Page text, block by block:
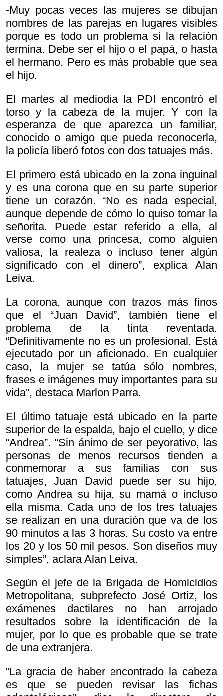
-Muy pocas veces las mujeres se dibujan
nombres de las parejas en lugares visibles
porque es todo un problema si la relación
termina. Debe ser el hijo o el papá, o hasta
el hermano. Pero es más probable que sea
el hijo.
El martes al mediodía la PDI encontró el
torso y la cabeza de la mujer. Y con la
esperanza de que aparezca un familiar,
conocido o amigo que pueda reconocerla,
la policía liberó fotos con dos tatuajes más.
El primero está ubicado en la zona inguinal
y es una corona que en su parte superior
tiene un corazón. “No es nada especial,
aunque depende de cómo lo quiso tomar la
señorita. Puede estar referido a ella, al
verse como una princesa, como alguien
valiosa, la realeza o incluso tener algún
significado con el dinero”, explica Alan
Leiva.
La corona, aunque con trazos más finos
que el “Juan David”, también tiene el
problema de la tinta reventada.
“Definitivamente no es un profesional. Está
ejecutado por un aficionado. En cualquier
caso, la mujer se tatúa sólo nombres,
frases e imágenes muy importantes para su
vida”, destaca Marlon Parra.
El último tatuaje está ubicado en la parte
superior de la espalda, bajo el cuello, y dice
“Andrea”. “Sin ánimo de ser peyorativo, las
personas de menos recursos tienden a
conmemorar a sus familias con sus
tatuajes, Juan David puede ser su hijo,
como Andrea su hija, su mamá o incluso
ella misma. Cada uno de los tres tatuajes
se realizan en una duración que va de los
90 minutos a las 3 horas. Su costo va entre
los 20 y los 50 mil pesos. Son diseños muy
simples”, aclara Alan Leiva.
Según el jefe de la Brigada de Homicidios
Metropolitana, subprefecto José Ortiz, los
exámenes dactilares no han arrojado
resultados sobre la identificación de la
mujer, por lo que es probable que se trate
de una extranjera.
“La gracia de haber encontrado la cabeza
es que se pueden revisar las fichas